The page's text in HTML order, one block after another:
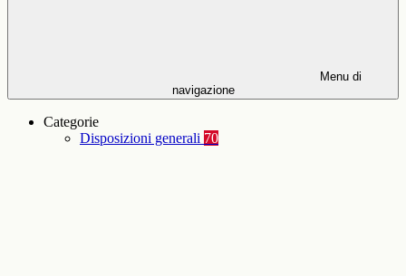
Menu di
navigazione
Categorie
Disposizioni generali 70